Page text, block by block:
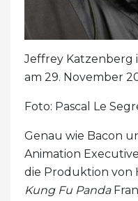
Jeffrey Katzenberg
am 29. November
Foto: Pascal Le
Genau wie Bacon
Animation
die Produktion von
Kung Fu Panda